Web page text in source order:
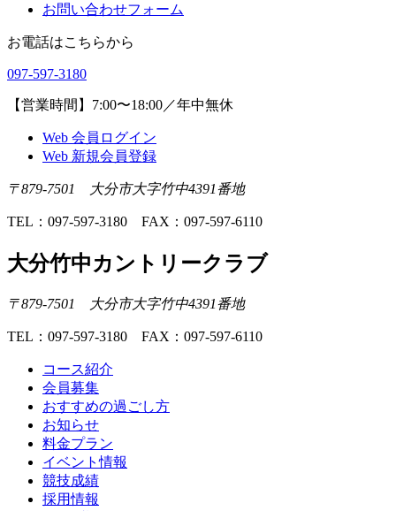
お問い合わせフォーム
お電話はこちらから
097-597-3180
【営業時間】7:00〜18:00／年中無休
Web 会員ログイン
Web 新規会員登録
〒879-7501 大分市大字竹中4391番地
TEL：097-597-3180 FAX：097-597-6110
大分竹中カントリークラブ
〒879-7501 大分市大字竹中4391番地
TEL：097-597-3180 FAX：097-597-6110
コース紹介
会員募集
おすすめの過ごし方
お知らせ
料金プラン
イベント情報
競技成績
採用情報